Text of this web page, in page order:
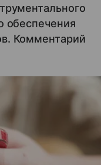
обеспечения
Комментарий